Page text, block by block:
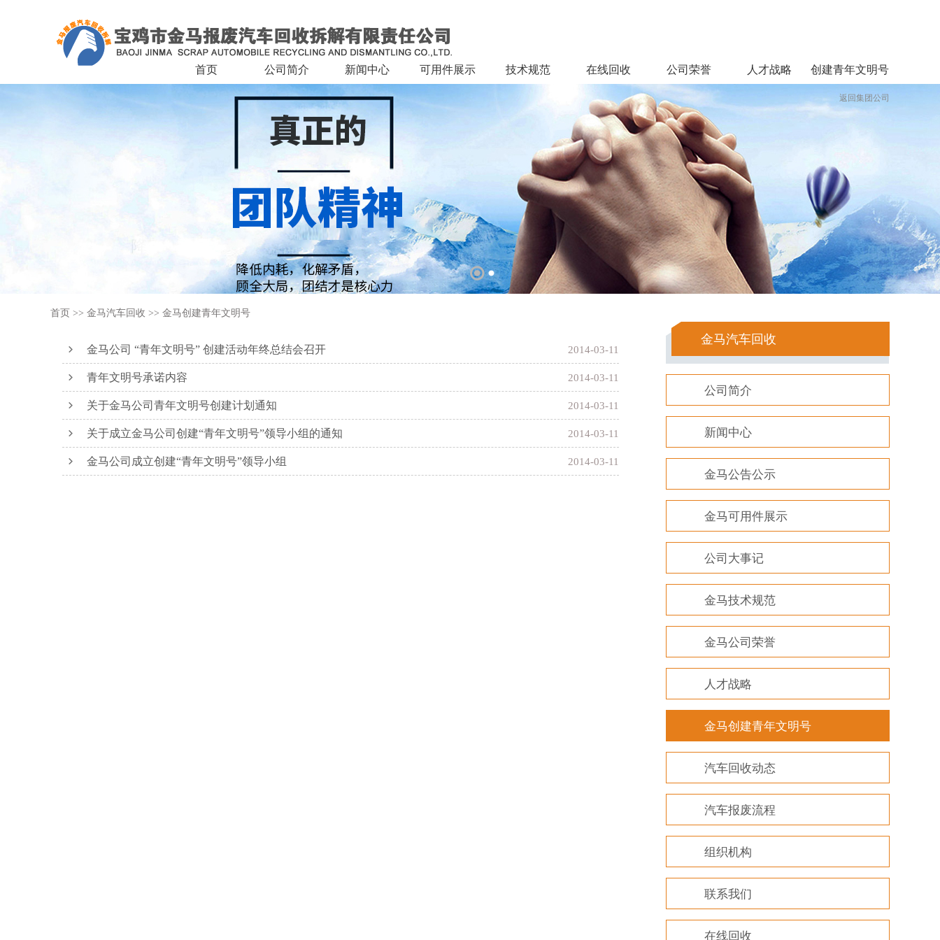
返回集团公司
首页 公司简介 新闻中心 可用件展示 技术规范 在线回收 公司荣誉 人才战略 创建青年文明号
首页 >> 金马汽车回收 >> 金马创建青年文明号
金马公司 “青年文明号” 创建活动年终总结会召开 2014-03-11
青年文明号承诺内容 2014-03-11
关于金马公司青年文明号创建计划通知 2014-03-11
关于成立金马公司创建“青年文明号”领导小组的通知 2014-03-11
金马公司成立创建“青年文明号”领导小组 2014-03-11
金马汽车回收
公司简介
新闻中心
金马公告公示
金马可用件展示
公司大事记
金马技术规范
金马公司荣誉
人才战略
金马创建青年文明号
汽车回收动态
汽车报废流程
组织机构
联系我们
在线回收